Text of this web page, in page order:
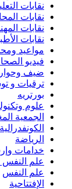
نقابات
نقابات
نقابات
نقابات
مواعيد
فيديو
ضيف وحوار
ترقيات و
بورتريه
علوم
الجمعية
الرياضة
خدامات
علم النفس
علم النفس
الإفتتاحية